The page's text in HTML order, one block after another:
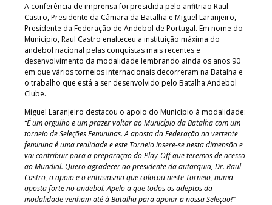
A conferência de imprensa foi presidida pelo anfitrião Raul
Castro, Presidente da Câmara da Batalha e Miguel Laranjeiro,
Presidente da Federação de Andebol de Portugal. Em nome do
Município, Raul Castro enalteceu a instituição máxima do
andebol nacional pelas conquistas mais recentes e
desenvolvimento da modalidade lembrando ainda os anos 90
em que vários torneios internacionais decorreram na Batalha e
o trabalho que está a ser desenvolvido pelo Batalha Andebol
Clube.
Miguel Laranjeiro destacou o apoio do Município à modalidade:
“É um orgulho e um prazer voltar ao Município da Batalha com um
torneio de Seleções Femininas. A aposta da Federação na vertente
feminina é uma realidade e este Torneio insere-se nesta dimensão e
vai contribuir para a preparação do Play-Off que teremos de acesso
ao Mundial. Quero agradecer ao presidente da autarquia, Dr. Raul
Castro, o apoio e o entusiasmo que colocou neste Torneio, numa
aposta forte no andebol. Apelo a que todos os adeptos da
modalidade venham até à Batalha para apoiar a nossa Seleção!”